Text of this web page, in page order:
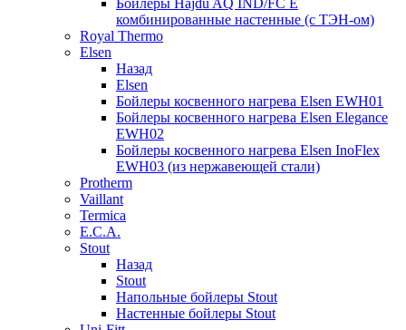
Бойлеры Hajdu AQ IND/FC E
комбинированные настенные (с ТЭН-ом)
Royal Thermo
Elsen
Назад
Elsen
Бойлеры косвенного нагрева Elsen EWH01
Бойлеры косвенного нагрева Elsen Elegance
EWH02
Бойлеры косвенного нагрева Elsen InoFlex
EWH03 (из нержавеющей стали)
Protherm
Vaillant
Termica
E.C.A.
Stout
Назад
Stout
Напольные бойлеры Stout
Настенные бойлеры Stout